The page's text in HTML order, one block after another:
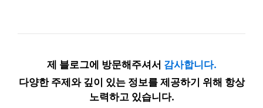
제 블로그에 방문해주셔서 감사합니다.
다양한 주제와 깊이 있는 정보를 제공하기 위해 항상
노력하고 있습니다.